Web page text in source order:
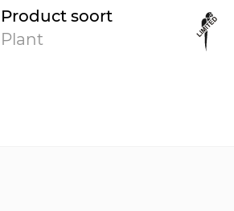
Product soort
Plant